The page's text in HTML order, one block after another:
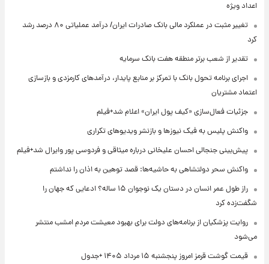
اعداد ویژه
تغییر مثبت در عملکرد مالی بانک صادرات ایران/ درآمد عملیاتی ۸۰ درصد رشد
کرد
تقدیر از شعب برتر منطقه هفت بانک سرمایه
اجرای برنامه تحول بانک با تمرکز بر منابع پایدار، درآمدهای کارمزدی و بازسازی
اعتماد مشتریان
جزئیات فعال‌سازی «کیف پول ایران» اعلام شد+فیلم
واکنش پلیس به فیک نیوزها و بازنشر ویدیوهای تکراری
پیش‌بینی جنجالی احسان علیخانی درباره میثاقی و فردوسی پور وایرال شد+فیلم
واکنش سحر دولتشاهی به حاشیه‌ها: قصد توهین به اذان را نداشتم
راز طول عمر انسان در دستان یک نوجوان ۱۵ ساله؟ ادعایی که جهان را
شگفت‌زده کرد
روایت پزشکیان از برنامه‌های دولت برای بهبود معیشت مردم امشب منتشر
می‌شود
قیمت گوشت قرمز امروز پنجشنبه ۱۵ مرداد ۱۴۰۵ +جدول